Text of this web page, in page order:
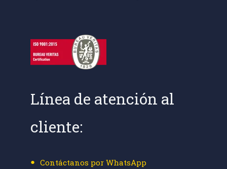
Línea de atención al
cliente:
Contáctanos por WhatsApp